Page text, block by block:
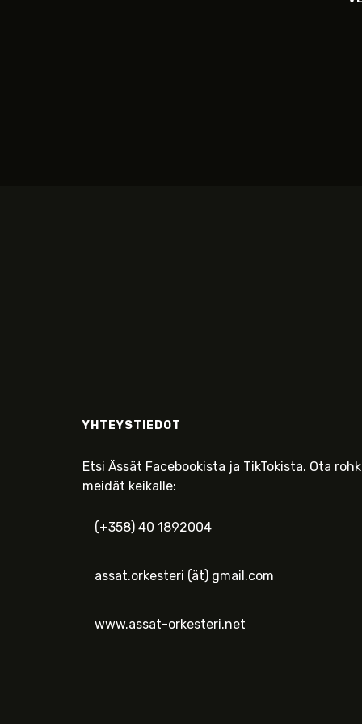
YHTEYSTIEDOT
Etsi Ässät Facebookista ja TikTokista. Ota
meidät keikalle:
(+358) 40 1892004
assat.orkesteri (ät) gmail.com
www.assat-orkesteri.net